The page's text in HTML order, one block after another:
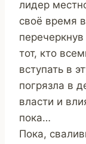
лидер
своё время
тот, кто
вступать в
погрязла в
власти и
пока…
Пока,